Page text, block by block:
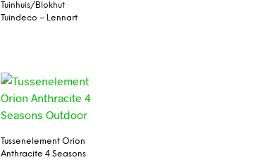
Tuinhuis/Blokhut
Tuindeco – Lennart
Tussenelement Orion
Anthracite 4 Seasons